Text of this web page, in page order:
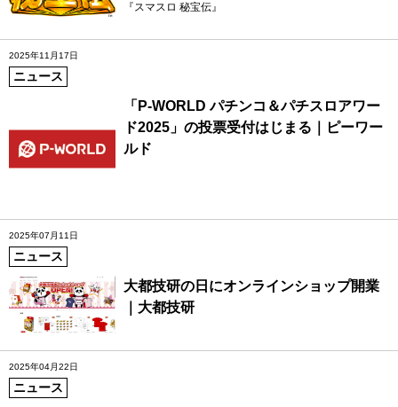
『スマスロ 秘宝伝』
2025年11月17日
ニュース
「P-WORLD パチンコ＆パチスロアワー
ド2025」の投票受付はじまる｜ピーワー
ルド
2025年07月11日
ニュース
大都技研の日にオンラインショップ開業
｜大都技研
2025年04月22日
ニュース